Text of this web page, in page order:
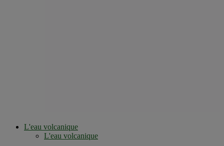
L'eau volcanique
L'eau volcanique